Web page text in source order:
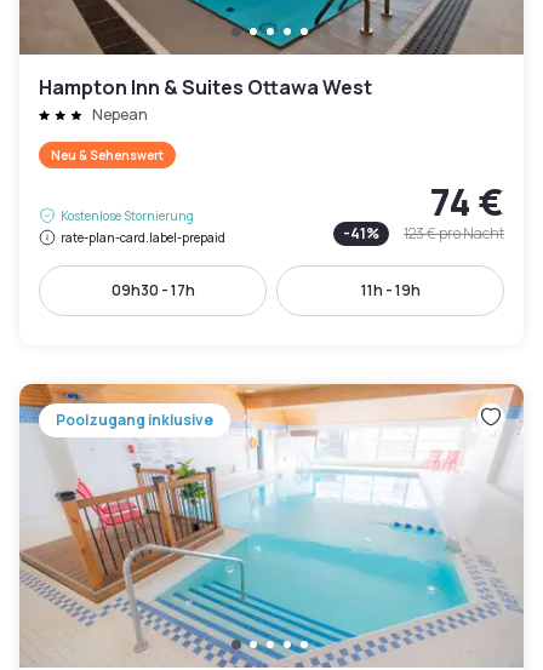
Hampton Inn & Suites Ottawa West
Nepean
Neu & Sehenswert
Kostenlose Stornierung
rate-plan-card.label-prepaid
74 €
-41% 123 €pro Nacht
09h30 - 17h 11h - 19h
Poolzugang inklusive